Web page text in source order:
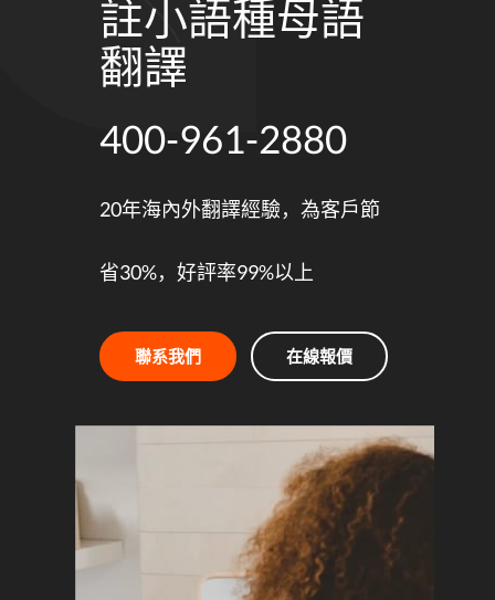
註小語種母語
翻譯
20年海內外翻譯經驗，為客戶節
省30%，好評率99%以上
聯系我們 在線報價